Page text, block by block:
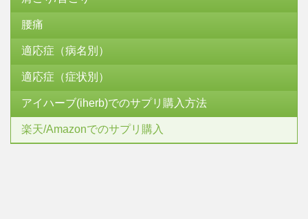
腰痛
適応症（病名別）
適応症（症状別）
アイハーブ(iherb)でのサプリ購入方法
楽天/Amazonでのサプリ購入